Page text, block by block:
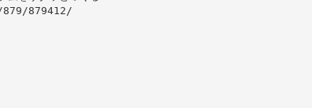
879412/